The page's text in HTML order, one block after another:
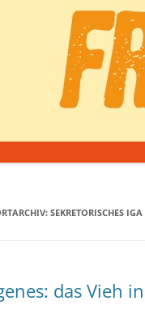
SEKRETORISCHES IGA
das Vieh